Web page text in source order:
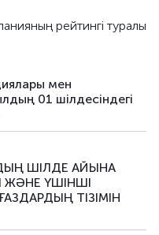
рейтингі туралы
мен
01 шілдесіндегі
ШІЛДЕ АЙЫНА
ЖӘНЕ ҮШІНШІ
ТІЗІМІН